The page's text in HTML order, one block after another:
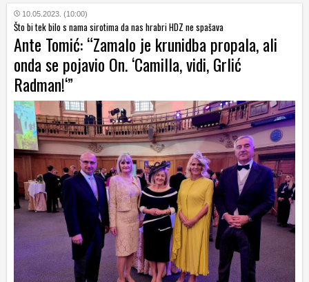
10.05.2023. (10:00)
Što bi tek bilo s nama sirotima da nas hrabri HDZ ne spašava
Ante Tomić: “Zamalo je krunidba propala, ali
onda se pojavio On. ‘Camilla, vidi, Grlić
Radman!‘”